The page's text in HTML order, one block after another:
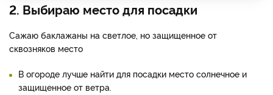
2. Выбираю место для посадки
Сажаю баклажаны на светлое, но защищенное от
сквозняков место
В огороде лучше найти для посадки место солнечное и
защищенное от ветра.